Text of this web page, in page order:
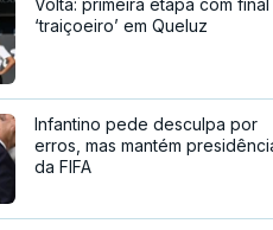
Volta: primeira etapa com final
‘traiçoeiro’ em Queluz
Infantino pede desculpa por
erros, mas mantém
da FIFA